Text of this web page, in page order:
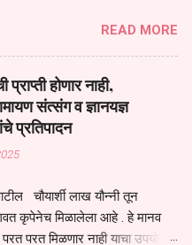
करुनी घ्यावा* *तेणे विन जिवा सुख
आदी अंती अवसान* या अभंगावर
जातीच्या परीक्षेचा काळ आहे
कोरोना सारख्या महामारीत आपंण
असेल तर धार्मीक विचाराचा
काळात वारकरी सप्रदायच खूप मोठा
अवस्था सक्षम असणे गरजेचे आहे
नामसाधना ही त्याच्यासाठी खूप
करण्याचा आळस आ...
READ MORE
होणार नाही,
संत्संग व ज्ञानयज्ञ
प्रतिपादन
चौयार्शी लाख यौन्नी तून
कृपेनेच मिळालेला आहे . हे मानव
परत मिळणार नाही याचा उपयोग